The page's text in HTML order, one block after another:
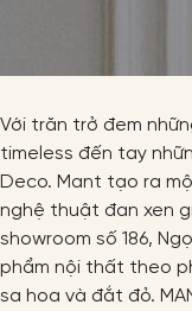
Với trăn trở đem
timeless đến tay
Deco. Mant tạo ra
nghệ thuật đan xen
showroom số 186,
phẩm nội thất theo
sa hoa và đắt đỏ.